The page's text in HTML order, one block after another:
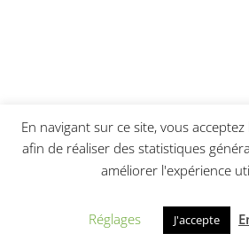
En navigant sur ce site, vous acceptez
afin de réaliser des statistiques
améliorer l'expérience
Réglages J'accepte